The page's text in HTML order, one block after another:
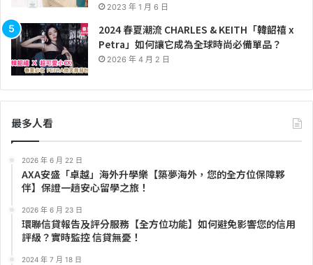
2023 年 1 月 6 日
2024 春夏潮流 CHARLES & KEITH「韓韶禧 x
Petra」如何讓它成為全球時尚必備單品？
2026 年 4 月 2 日
最多人看
2026 年 6 月 22 日
AXA安盛「卓越」海外升學樂【築夢海外，您的全方位保障夥
伴】保證一趟安心留學之旅！
2026 年 6 月 23 日
環聯信貸報告及評分服務【全方位功能】如何避免影響您的信用
評級？實時監控 信貸無憂！
2024 年 7 月 18 日